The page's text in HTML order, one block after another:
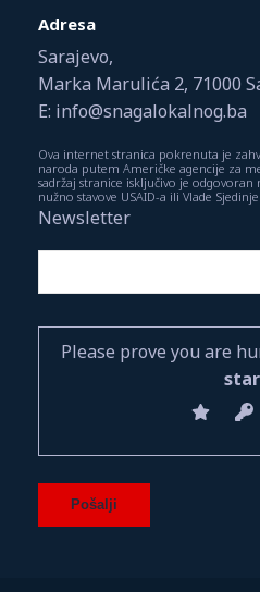
Adresa
Sarajevo,
Marka Marulića 2, 71000
E: info@snagalokalnog.ba
Ova internet stranica pokrenuta je
naroda putem Američke agencije za
sadržaj stranice isključivo je
nužno stavove USAID-a ili Vlade
Newsletter
Please prove you are
star